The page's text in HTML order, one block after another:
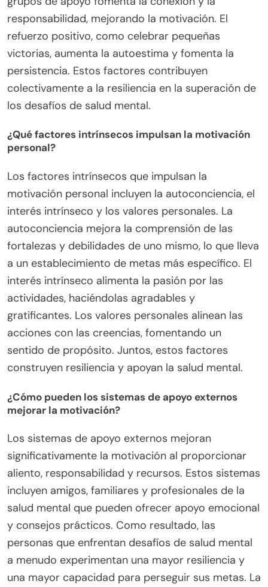
responsabilidad, mejorando la motivación. El
refuerzo positivo, como celebrar pequeñas
victorias, aumenta la autoestima y fomenta la
persistencia. Estos factores contribuyen
colectivamente a la resiliencia en la superación de
los desafíos de salud mental.
¿Qué factores intrínsecos impulsan la motivación
personal?
Los factores intrínsecos que impulsan la
motivación personal incluyen la autoconciencia, el
interés intrínseco y los valores personales. La
autoconciencia mejora la comprensión de las
fortalezas y debilidades de uno mismo, lo que lleva
a un establecimiento de metas más específico. El
interés intrínseco alimenta la pasión por las
actividades, haciéndolas agradables y
gratificantes. Los valores personales alinean las
acciones con las creencias, fomentando un
sentido de propósito. Juntos, estos factores
construyen resiliencia y apoyan la salud mental.
¿Cómo pueden los sistemas de apoyo externos
mejorar la motivación?
Los sistemas de apoyo externos mejoran
significativamente la motivación al proporcionar
aliento, responsabilidad y recursos. Estos sistemas
incluyen amigos, familiares y profesionales de la
salud mental que pueden ofrecer apoyo emocional
y consejos prácticos. Como resultado, las
personas que enfrentan desafíos de salud mental
a menudo experimentan una mayor resiliencia y
una mayor capacidad para perseguir sus metas. La